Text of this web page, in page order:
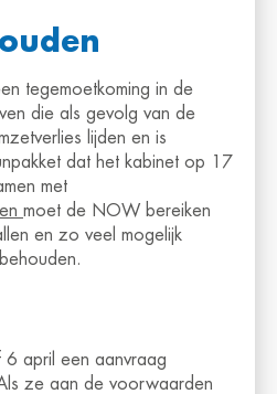
tegemoetkoming in de
die als gevolg van de
lijden en is
dat het kabinet op 17
met
moet de NOW bereiken
en zo veel mogelijk
6 april een aanvraag
ze aan de voorwaarden